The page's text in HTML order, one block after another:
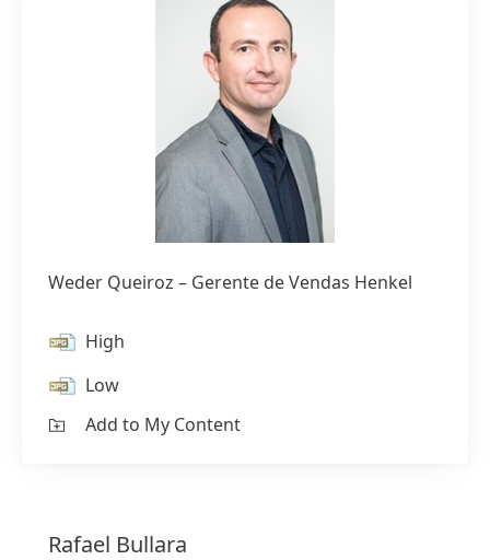
Weder Queiroz – Gerente de Vendas Henkel
High
Low
Add to My Content
Rafael Bullara